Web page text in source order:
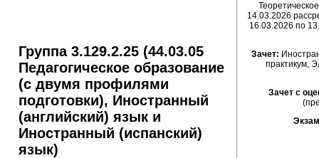
Группа 3.129.2.25 (44.03.05
Педагогическое образование
(с двумя профилями
подготовки), Иностранный
(английский) язык и
Иностранный (испанский)
язык)
14.03.2026
16.03.2026 по
Зачет:
практикум,
Зачет с